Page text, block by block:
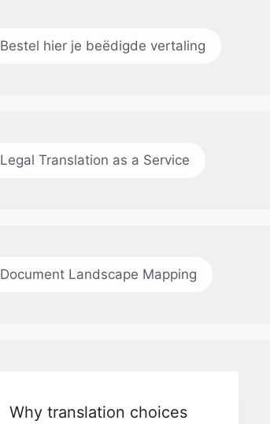
Bestel hier je beëdigde vertaling
Legal Translation as a Service
Document Landscape Mapping
Why translation choices